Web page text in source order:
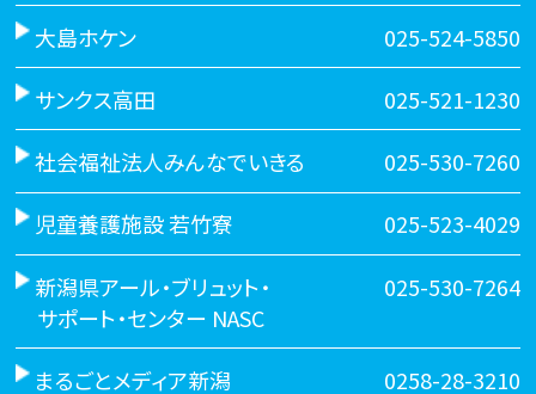
大島ホケン 025-524-5850
サンクス高田 025-521-1230
社会福祉法人みんなでいきる 025-530-7260
児童養護施設 若竹寮 025-523-4029
新潟県アール・ブリュット・
サポート・センター NASC
025-530-7264
まるごとメディア新潟 0258-28-3210